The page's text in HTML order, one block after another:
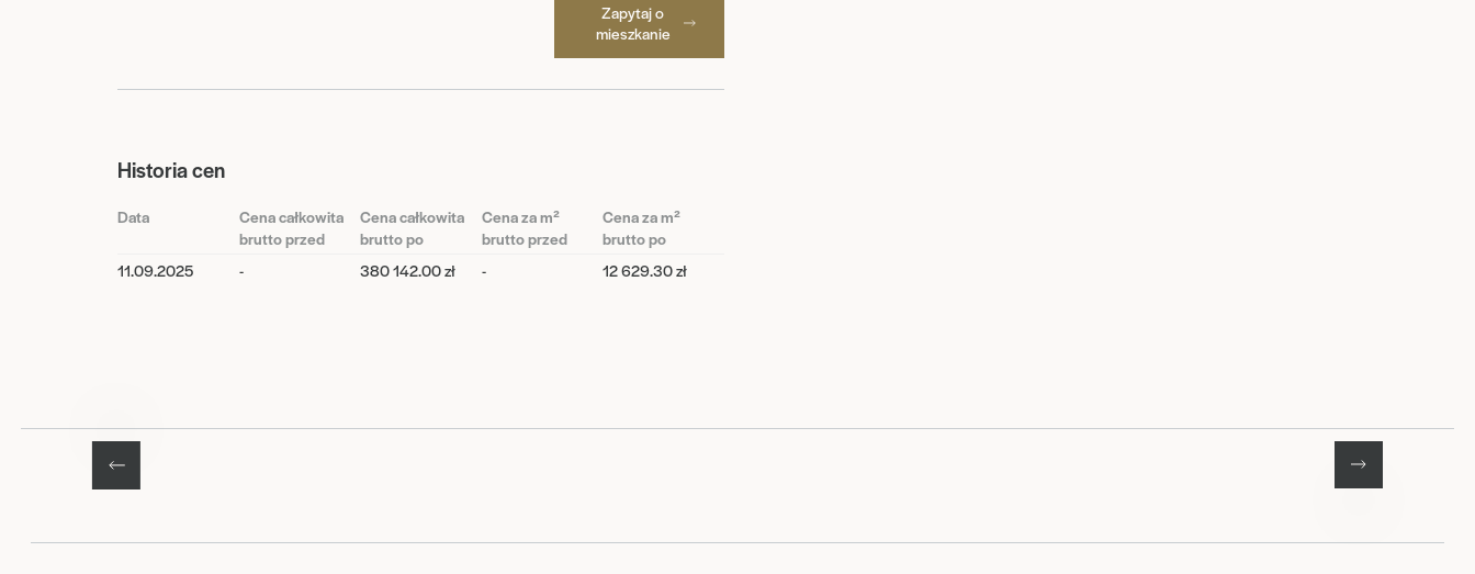
Zapytaj o
mieszkanie
Historia cen
Data
Cena całkowita
brutto przed
Cena całkowita
brutto po
Cena za m²
brutto przed
Cena za m²
brutto po
11.09.2025
- 380 142.00 zł - 12 629.30 zł